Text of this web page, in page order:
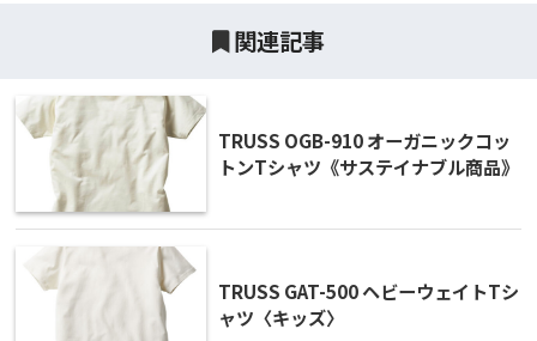
関連記事
TRUSS OGB-910 オーガニックコッ
トンTシャツ《サステイナブル商品》
TRUSS GAT-500 ヘビーウェイトTシ
ャツ〈キッズ〉